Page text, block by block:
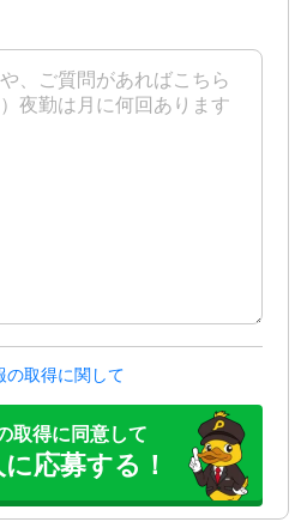
の取得に関して
取得に同意して
応募する！